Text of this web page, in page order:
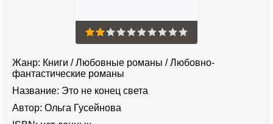
Жанр: Книги /Любовные романы /Любовно-
фантастические романы
Название: Это не конец света
Автор: Ольга Гусейнова